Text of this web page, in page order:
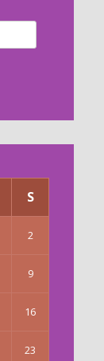
S
2
9
16
23